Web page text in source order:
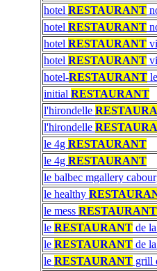
hotel RESTAURANT
hotel RESTAURANT
hotel RESTAURANT
hotel RESTAURANT
hotel-RESTAURANT
initial RESTAURANT
l'hirondelle
l'hirondelle
le 4g RESTAURANT
le 4g RESTAURANT
le balbec mgallery
le healthy
le mess RESTAURANT
le RESTAURANT de
le RESTAURANT de
le RESTAURANT grill